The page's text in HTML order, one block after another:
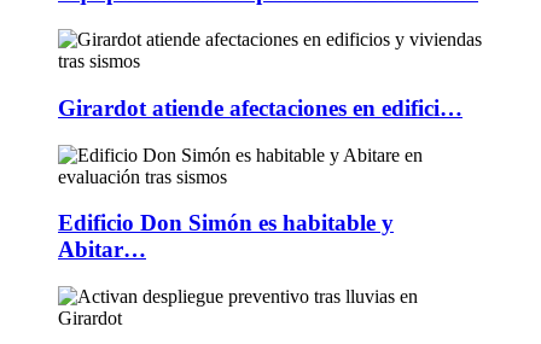
Girardot atiende afectaciones en edifici…
Edificio Don Simón es habitable y
Abitar…